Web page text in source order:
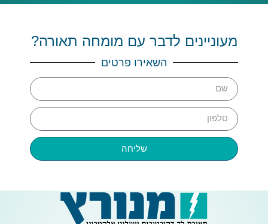
מעוניינים לדבר עם מומחה תאורה?
השאירו פרטים
שליחה